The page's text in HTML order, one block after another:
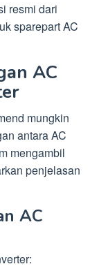
resmi dari
sparepart AC
AC
mungkin
antara AC
mengambil
penjelasan
AC